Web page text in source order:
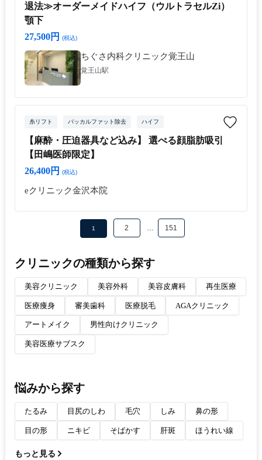
退法≫オーダーメイドハイフ（ウルトラセルZi）
顎下
27,500円
(税込)
ちぐさ内科クリニック覚王山
覚王山駅
糸リフト バッカルファット除去 ハイフ
【麻酔・圧迫器具など込み】 選べる顔脂肪吸引
【田嶋医師限定】
26,400円
(税込)
eクリニック金沢本院
1 2 … 151
クリニックの種類から探す
美容クリニック 美容外科 美容皮膚科 再生医療
医療痩身 審美歯科 医療脱毛 AGAクリニック
アートメイク 男性向けクリニック
美容医療サブスク
悩みから探す
たるみ 目尻のしわ 毛穴 しみ 鼻の形
目の形 ニキビ そばかす 肝斑 ほうれい線
もっと見る